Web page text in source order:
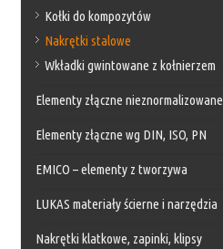
Kołki do kompozytów
Nakrętki stalowe
Wkładki gwintowane z kołnierzem
Elementy złączne nieznormalizowane
Elementy złączne wg DIN, ISO, PN
EMICO – elementy z tworzywa
LUKAS materiały ścierne i narzędzia
Nakrętki klatkowe, zapinki, klipsy